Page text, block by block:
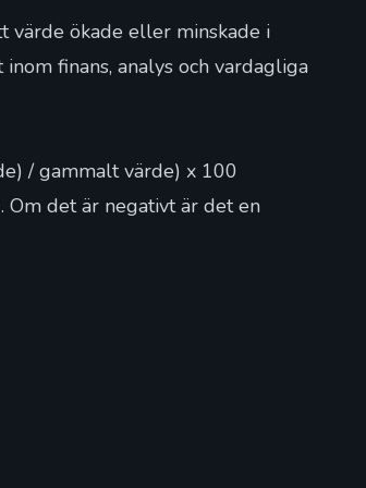
ökade eller minskade i
finans, analys och vardagliga
/ gammalt värde) x 100
det är negativt är det en